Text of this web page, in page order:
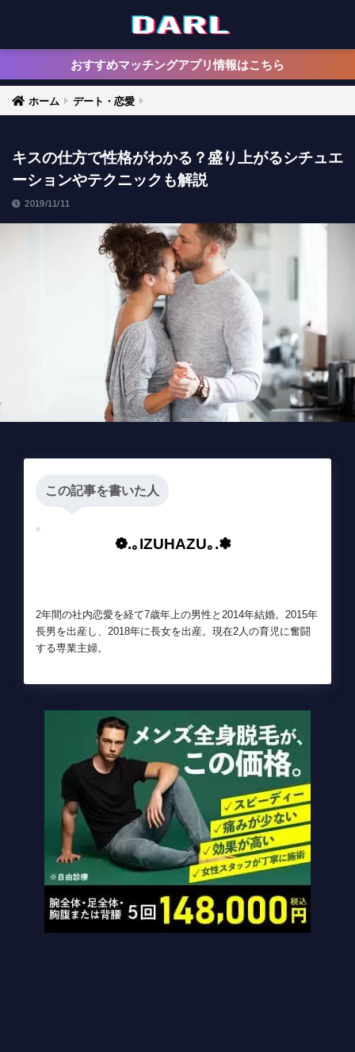
おすすめマッチングアプリ情報はこちら
ホーム デート・恋愛
キスの仕方で性格がわかる？盛り上がるシチュエ
ーションやテクニックも解説
2019/11/11
この記事を書いた人
❁.｡IZUHAZU｡.✽
2年間の社内恋愛を経て7歳年上の男性と2014年結婚。2015年
長男を出産し、2018年に長女を出産。現在2人の育児に奮闘
する専業主婦。